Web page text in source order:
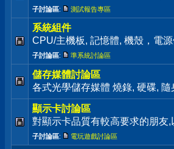
子討論區: 測試報告專區
系統組件
CPU/主機板, 記憶體, 機殼，電
子討論區: 準系統討論區
儲存媒體討論區
各式光學儲存媒體 燒錄, 硬碟,
顯示卡討論區
對顯示卡品質有較高要求的朋友
子討論區: 電玩遊戲討論區